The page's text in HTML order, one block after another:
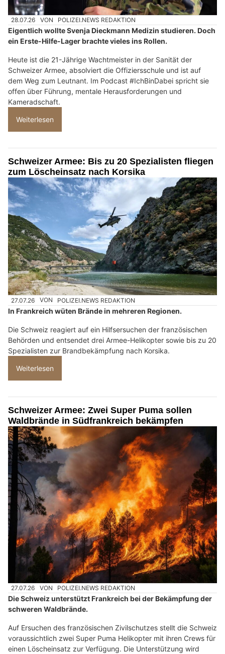
28.07.26 VON POLIZEI.NEWS REDAKTION
Eigentlich wollte Svenja Dieckmann Medizin studieren. Doch
ein Erste-Hilfe-Lager brachte vieles ins Rollen.
Heute ist die 21-Jährige Wachtmeister in der Sanität der
Schweizer Armee, absolviert die Offiziersschule und ist auf
dem Weg zum Leutnant. Im Podcast #IchBinDabei spricht sie
offen über Führung, mentale Herausforderungen und
Kameradschaft.
Weiterlesen
Schweizer Armee: Bis zu 20 Spezialisten fliegen
zum Löscheinsatz nach Korsika
27.07.26 VON POLIZEI.NEWS REDAKTION
In Frankreich wüten Brände in mehreren Regionen.
Die Schweiz reagiert auf ein Hilfsersuchen der französischen
Behörden und entsendet drei Armee-Helikopter sowie bis zu 20
Spezialisten zur Brandbekämpfung nach Korsika.
Weiterlesen
Schweizer Armee: Zwei Super Puma sollen
Waldbrände in Südfrankreich bekämpfen
27.07.26 VON POLIZEI.NEWS REDAKTION
Die Schweiz unterstützt Frankreich bei der Bekämpfung der
schweren Waldbrände.
Auf Ersuchen des französischen Zivilschutzes stellt die Schweiz
voraussichtlich zwei Super Puma Helikopter mit ihren Crews für
einen Löscheinsatz zur Verfügung. Die Unterstützung wird